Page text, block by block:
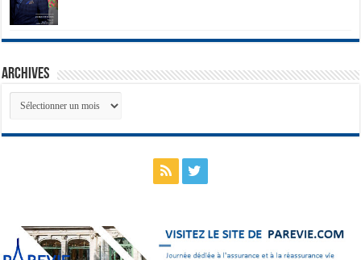
Archives
Archives